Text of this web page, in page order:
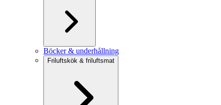
Böcker & underhållning
Friluftskök & friluftsmat